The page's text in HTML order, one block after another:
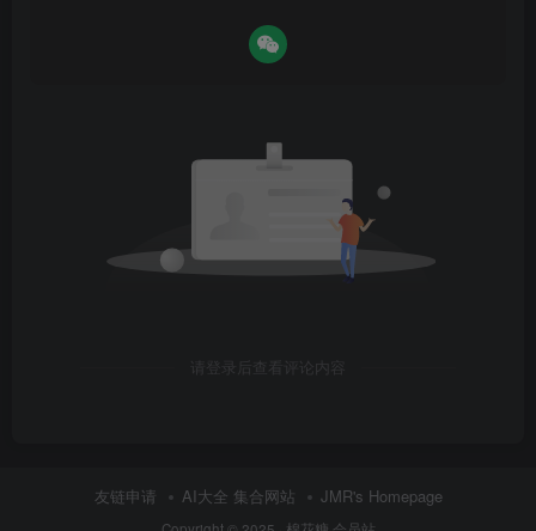
请登录后查看评论内容
友链申请 AI大全 集合网站 JMR's Homepage